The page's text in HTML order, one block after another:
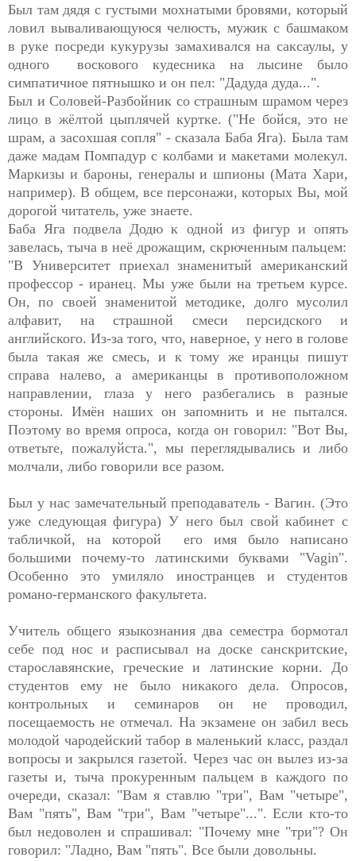
Был там дядя с густыми мохнатыми бровями, который
ловил вываливающуюся челюсть, мужик с башмаком
в руке посреди кукурузы замахивался на саксаулы, у
одного воскового кудесника на лысине было
симпатичное пятнышко и он пел: "Дадуда дуда...".
Был и Соловей-Разбойник со страшным шрамом через
лицо в жёлтой цыплячей куртке. ("Не бойся, это не
шрам, а засохшая сопля" - сказала Баба Яга). Была там
даже мадам Помпадур с колбами и макетами молекул.
Маркизы и бароны, генералы и шпионы (Мата Хари,
например). В общем, все персонажи, которых Вы, мой
дорогой читатель, уже знаете.
Баба Яга подвела Додю к одной из фигур и опять
завелась, тыча в неё дрожащим, скрюченным пальцем:
"В Университет приехал знаменитый американский
профессор - иранец. Мы уже были на третьем курсе.
Он, по своей знаменитой методике, долго мусолил
алфавит, на страшной смеси персидского и
английского. Из-за того, что, наверное, у него в голове
была такая же смесь, и к тому же иранцы пишут
справа налево, а американцы в противоположном
направлении, глаза у него разбегались в разные
стороны. Имён наших он запомнить и не пытался.
Поэтому во время опроса, когда он говорил: "Вот Вы,
ответьте, пожалуйста.", мы переглядывались и либо
молчали, либо говорили все разом.
Был у нас замечательный преподаватель - Вагин. (Это
уже следующая фигура) У него был свой кабинет с
табличкой, на которой его имя было написано
большими почему-то латинскими буквами "Vagin".
Особенно это умиляло иностранцев и студентов
романо-германского факультета.
Учитель общего языкознания два семестра бормотал
себе под нос и расписывал на доске санскритские,
старославянские, греческие и латинские корни. До
студентов ему не было никакого дела. Опросов,
контрольных и семинаров он не проводил,
посещаемость не отмечал. На экзамене он забил весь
молодой чародейский табор в маленький класс, раздал
вопросы и закрылся газетой. Через час он вылез из-за
газеты и, тыча прокуренным пальцем в каждого по
очереди, сказал: "Вам я ставлю "три", Вам "четыре",
Вам "пять", Вам "три", Вам "четыре"...". Если кто-то
был недоволен и спрашивал: "Почему мне "три"? Он
говорил: "Ладно, Вам "пять". Все были довольны.